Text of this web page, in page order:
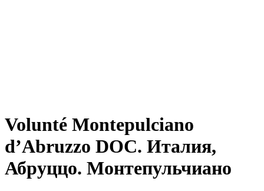
Volunté Montepulciano
d’Abruzzo DOC. Италия,
Абруццо. Монтепульчиано